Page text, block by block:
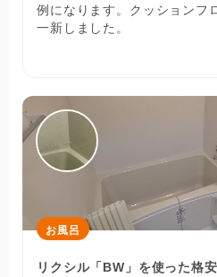
例になります。クッションフ
一新しました。
お風呂
リクシル「BW」を使った格